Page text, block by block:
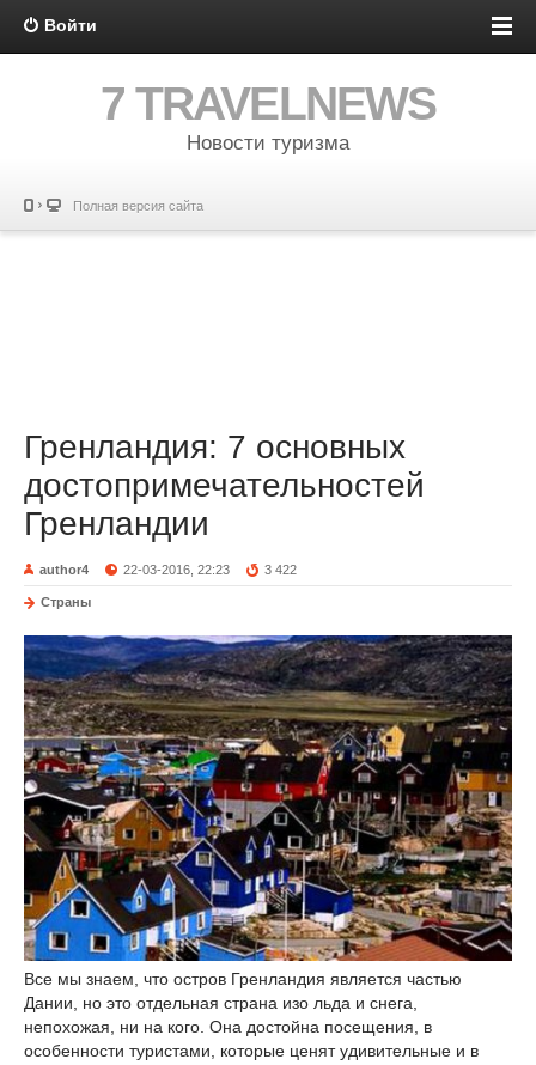
Войти
7 TRAVELNEWS
Новости туризма
Полная версия сайта
Гренландия: 7 основных
достопримечательностей
Гренландии
author4 22-03-2016, 22:23 3 422
Страны
Все мы знаем, что остров Гренландия является частью
Дании, но это отдельная страна изо льда и снега,
непохожая, ни на кого. Она достойна посещения, в
особенности туристами, которые ценят удивительные и в